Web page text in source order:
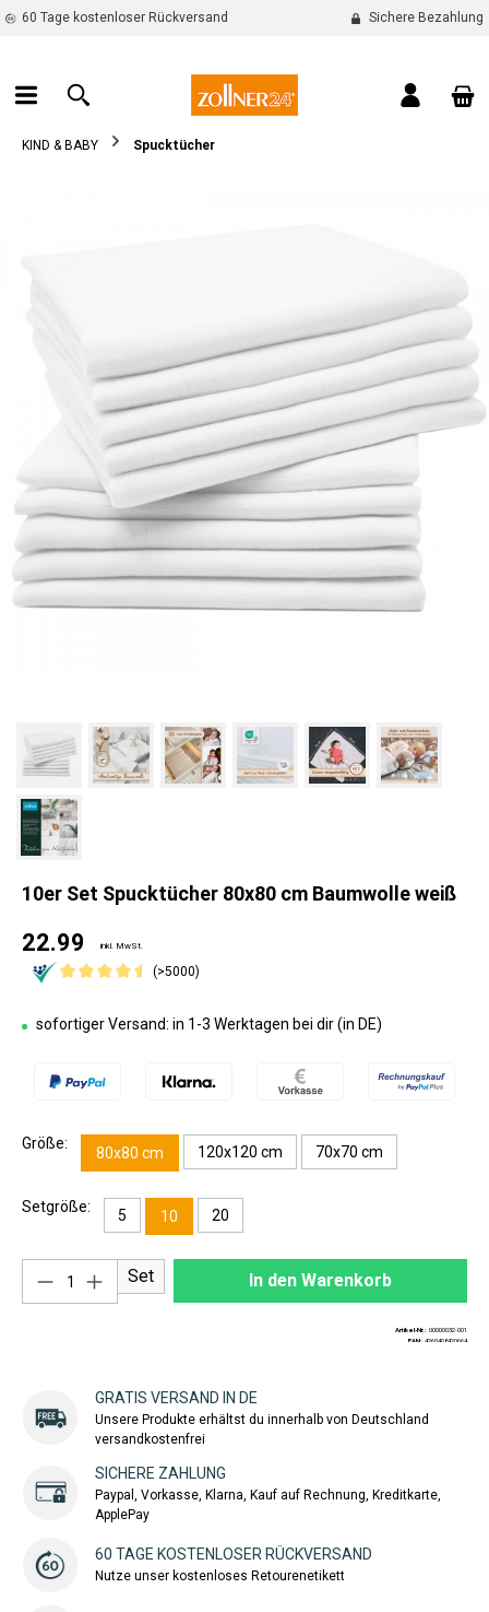
springen
60 Tage kostenloser Rückversand Sichere Bezahlung
KIND & BABY Spucktücher
10er Set Spucktücher 80x80 cm Baumwolle weiß
22.99 inkl. MwSt.
(>5000)
sofortiger Versand: in 1-3 Werktagen bei dir (in DE)
Größe:
80x80 cm 120x120 cm 70x70 cm
Setgröße: 5 10 20
Produkt Anzahl: Gib den gewünschten
Set In den Warenkorb
Artikel-Nr.: 00000032-001
EAN: 4260408420664
GRATIS VERSAND IN DE
Unsere Produkte erhältst du innerhalb von Deutschland
versandkostenfrei
SICHERE ZAHLUNG
Paypal, Vorkasse, Klarna, Kauf auf Rechnung, Kreditkarte,
ApplePay
60 TAGE KOSTENLOSER RÜCKVERSAND
Nutze unser kostenloses Retourenetikett